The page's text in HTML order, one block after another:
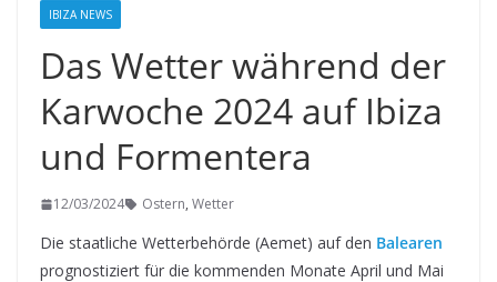
IBIZA NEWS
Das Wetter während der
Karwoche 2024 auf Ibiza
und Formentera
12/03/2024 Ostern, Wetter
Die staatliche Wetterbehörde (Aemet) auf den Balearen
prognostiziert für die kommenden Monate April und Mai